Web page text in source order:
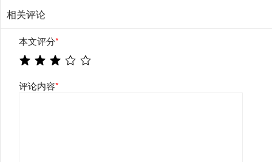
相关评论
本文评分*
评论内容*